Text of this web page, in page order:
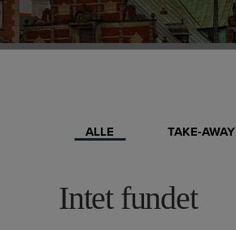
ALLE TAKE-AWAY
Intet fundet